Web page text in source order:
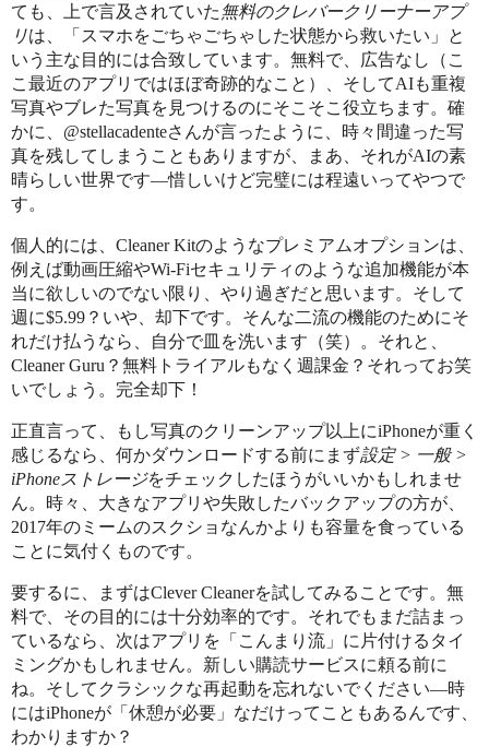
ても、上で言及されていた無料のクレバークリーナーアプ
リは、「スマホをごちゃごちゃした状態から救いたい」と
いう主な目的には合致しています。無料で、広告なし（こ
こ最近のアプリではほぼ奇跡的なこと）、そしてAIも重複
写真やブレた写真を見つけるのにそこそこ役立ちます。確
かに、@stellacadenteさんが言ったように、時々間違った写
真を残してしまうこともありますが、まあ、それがAIの素
晴らしい世界です—惜しいけど完璧には程遠いってやつで
す。
個人的には、Cleaner Kitのようなプレミアムオプションは、
例えば動画圧縮やWi-Fiセキュリティのような追加機能が本
当に欲しいのでない限り、やり過ぎだと思います。そして
週に$5.99？いや、却下です。そんな二流の機能のためにそ
れだけ払うなら、自分で皿を洗います（笑）。それと、
Cleaner Guru？無料トライアルもなく週課金？それってお笑
いでしょう。完全却下！
正直言って、もし写真のクリーンアップ以上にiPhoneが重く
感じるなら、何かダウンロードする前にまず設定 > 一般 >
iPhoneストレージをチェックしたほうがいいかもしれませ
ん。時々、大きなアプリや失敗したバックアップの方が、
2017年のミームのスクショなんかよりも容量を食っている
ことに気付くものです。
要するに、まずはClever Cleanerを試してみることです。無
料で、その目的には十分効率的です。それでもまだ詰まっ
ているなら、次はアプリを「こんまり流」に片付けるタイ
ミングかもしれません。新しい購読サービスに頼る前に
ね。そしてクラシックな再起動を忘れないでください—時
にはiPhoneが「休憩が必要」なだけってこともあるんです、
わかりますか？